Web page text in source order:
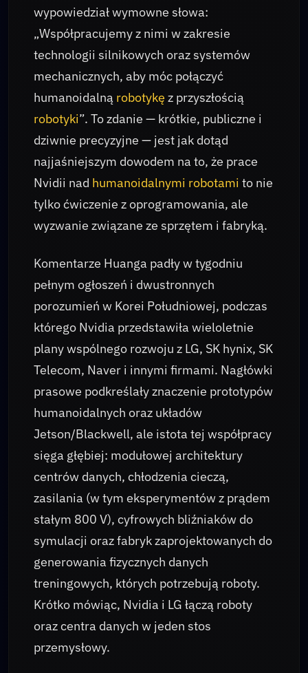
wypowiedział wymowne słowa:
„Współpracujemy z nimi w zakresie
technologii silnikowych oraz systemów
mechanicznych, aby móc połączyć
humanoidalną robotykę z przyszłością
robotyki”. To zdanie — krótkie, publiczne i
dziwnie precyzyjne — jest jak dotąd
najjaśniejszym dowodem na to, że prace
Nvidii nad humanoidalnymi robotami to nie
tylko ćwiczenie z oprogramowania, ale
wyzwanie związane ze sprzętem i fabryką.
Komentarze Huanga padły w tygodniu
pełnym ogłoszeń i dwustronnych
porozumień w Korei Południowej, podczas
którego Nvidia przedstawiła wieloletnie
plany wspólnego rozwoju z LG, SK hynix, SK
Telecom, Naver i innymi firmami. Nagłówki
prasowe podkreślały znaczenie prototypów
humanoidalnych oraz układów
Jetson/Blackwell, ale istota tej współpracy
sięga głębiej: modułowej architektury
centrów danych, chłodzenia cieczą,
zasilania (w tym eksperymentów z prądem
stałym 800 V), cyfrowych bliźniaków do
symulacji oraz fabryk zaprojektowanych do
generowania fizycznych danych
treningowych, których potrzebują roboty.
Krótko mówiąc, Nvidia i LG łączą roboty
oraz centra danych w jeden stos
przemysłowy.